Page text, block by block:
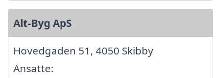
Alt-Byg ApS
Hovedgaden 51, 4050 Skibby
Ansatte: